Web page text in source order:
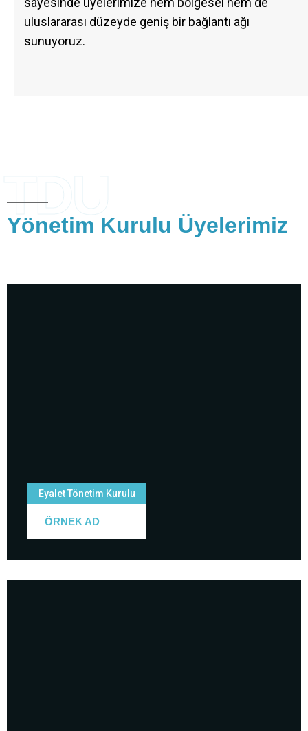
uluslararası düzeyde geniş bir bağlantı ağı
sunuyoruz.
TDU
Yönetim Kurulu Üyelerimiz
Eyalet Tönetim Kurulu
ÖRNEK AD